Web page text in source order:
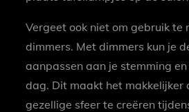
Vergeet ook niet om gebruik te
dimmers. Met dimmers kun je
aanpassen aan je stemming
dag. Dit maakt het makkelijker
gezellige sfeer te creëren